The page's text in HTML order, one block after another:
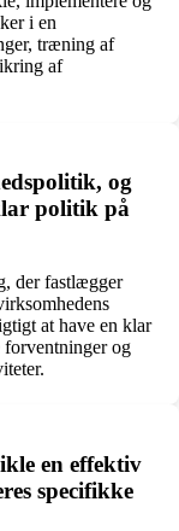
i en
træning af
af
og
politik på
der fastlægger
at have en klar
forventninger og
en effektiv
specifikke